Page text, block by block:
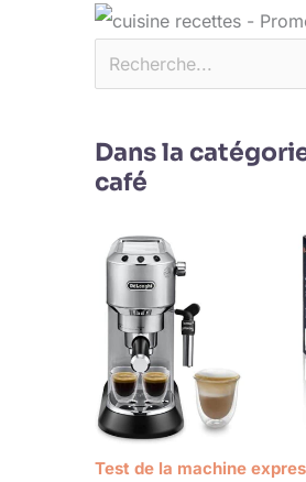
Dans la
café
Test de la machine